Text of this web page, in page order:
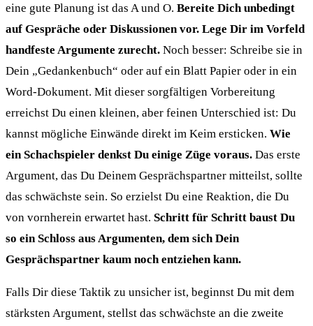
eine gute Planung ist das A und O. Bereite Dich unbedingt
auf Gespräche oder Diskussionen vor. Lege Dir im Vorfeld
handfeste Argumente zurecht. Noch besser: Schreibe sie in
Dein „Gedankenbuch“ oder auf ein Blatt Papier oder in ein
Word-Dokument. Mit dieser sorgfältigen Vorbereitung
erreichst Du einen kleinen, aber feinen Unterschied ist: Du
kannst mögliche Einwände direkt im Keim ersticken. Wie
ein Schachspieler denkst Du einige Züge voraus. Das erste
Argument, das Du Deinem Gesprächspartner mitteilst, sollte
das schwächste sein. So erzielst Du eine Reaktion, die Du
von vornherein erwartet hast. Schritt für Schritt baust Du
so ein Schloss aus Argumenten, dem sich Dein
Gesprächspartner kaum noch entziehen kann.
Falls Dir diese Taktik zu unsicher ist, beginnst Du mit dem
stärksten Argument, stellst das schwächste an die zweite